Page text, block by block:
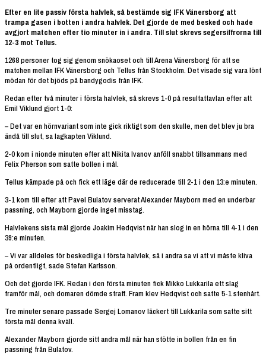
Efter en lite passiv första halvlek, så bestämde sig IFK Vänersborg att
trampa gasen i botten i andra halvlek. Det gjorde de med besked och hade
avgjort matchen efter tio minuter in i andra. Till slut skrevs segersiffrorna till
12-3 mot Tellus.
1268 personer tog sig genom snökaoset och till Arena Vänersborg för att se
matchen mellan IFK Vänersborg och Tellus från Stockholm. Det visade sig vara lönt
mödan för det bjöds på bandygodis från IFK.
Redan efter två minuter i första halvlek, så skrevs 1-0 på resultattavlan efter att
Emil Viklund gjort 1-0:
– Det var en hörnvariant som inte gick riktigt som den skulle, men det blev ju bra
ändå till slut, sa lagkapten Viklund.
2-0 kom i nionde minuten efter att Nikita Ivanov anföll snabbt tillsammans med
Felix Pherson som satte bollen i mål.
Tellus kämpade på och fick ett läge där de reducerade till 2-1 i den 13:e minuten.
3-1 kom till efter att Pavel Bulatov serverat Alexander Mayborn med en underbar
passning, och Mayborn gjorde inget misstag.
Halvlekens sista mål gjorde Joakim Hedqvist när han slog in en hörna till 4-1 i den
39:e minuten.
– Vi var alldeles för beskedliga i första halvlek, så i andra sa vi att vi måste kliva
på ordentligt, sade Stefan Karlsson.
Och det gjorde IFK. Redan i den första minuten fick Mikko Lukkarila ett slag
framför mål, och domaren dömde straff. Fram klev Hedqvist och satte 5-1 stenhårt.
Tre minuter senare passade Sergej Lomanov läckert till Lukkarila som satte sitt
första mål denna kväll.
Alexander Mayborn gjorde sitt andra mål när han stötte in bollen från en fin
passning från Bulatov.